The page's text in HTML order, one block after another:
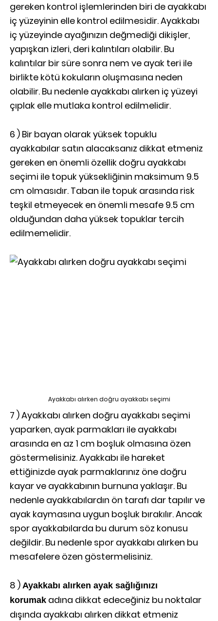
gereken kontrol işlemlerinden biri de ayakkabı
iç yüzeyinin elle kontrol edilmesidir. Ayakkabı
iç yüzeyinde ayağınızın değmediği dikişler,
yapışkan izleri, deri kalıntıları olabilir. Bu
kalıntılar bir süre sonra nem ve ayak teri ile
birlikte kötü kokuların oluşmasına neden
olabilir. Bu nedenle ayakkabı alırken iç yüzeyi
çıplak elle mutlaka kontrol edilmelidir.
6 ) Bir bayan olarak yüksek topuklu
ayakkabılar satın alacaksanız dikkat etmeniz
gereken en önemli özellik doğru ayakkabı
seçimi ile topuk yüksekliğinin maksimum 9.5
cm olmasıdır. Taban ile topuk arasında risk
teşkil etmeyecek en önemli mesafe 9.5 cm
olduğundan daha yüksek topuklar tercih
edilmemelidir.
Ayakkabı alırken doğru ayakkabı seçimi
7 ) Ayakkabı alırken doğru ayakkabı seçimi
yaparken, ayak parmakları ile ayakkabı
arasında en az 1 cm boşluk olmasına özen
göstermelisiniz. Ayakkabı ile hareket
ettiğinizde ayak parmaklarınız öne doğru
kayar ve ayakkabının burnuna yaklaşır. Bu
nedenle ayakkabılardın ön tarafı dar tapılır ve
ayak kaymasına uygun boşluk bırakılır. Ancak
spor ayakkabılarda bu durum söz konusu
değildir. Bu nedenle spor ayakkabı alırken bu
mesafelere özen göstermelisiniz.
8 ) Ayakkabı alırken ayak sağlığınızı
korumak adına dikkat edeceğiniz bu noktalar
dışında ayakkabı alırken dikkat etmeniz